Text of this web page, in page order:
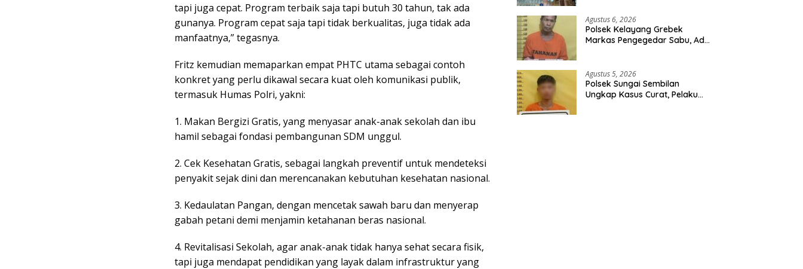
tapi juga cepat. Program terbaik saja tapi butuh 30 tahun, tak ada
gunanya. Program cepat saja tapi tidak berkualitas, juga tidak ada
manfaatnya,” tegasnya.
Fritz kemudian memaparkan empat PHTC utama sebagai contoh
konkret yang perlu dikawal secara kuat oleh komunikasi publik,
termasuk Humas Polri, yakni:
1. Makan Bergizi Gratis, yang menyasar anak-anak sekolah dan ibu
hamil sebagai fondasi pembangunan SDM unggul.
2. Cek Kesehatan Gratis, sebagai langkah preventif untuk mendeteksi
penyakit sejak dini dan merencanakan kebutuhan kesehatan nasional.
3. Kedaulatan Pangan, dengan mencetak sawah baru dan menyerap
gabah petani demi menjamin ketahanan beras nasional.
4. Revitalisasi Sekolah, agar anak-anak tidak hanya sehat secara fisik,
tapi juga mendapat pendidikan yang layak dalam infrastruktur yang
Hexymer Disita
Agustus 6, 2026
Polsek Kelayang Grebek
Markas Pengegedar Sabu, Ada
Agustus 5, 2026
Polsek Sungai Sembilan
Ungkap Kasus Curat, Pelaku